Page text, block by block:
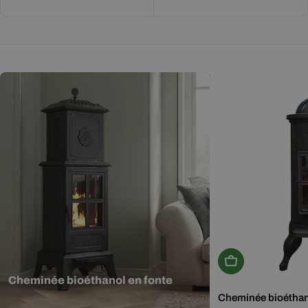
Cheminée bioéthanol en fonte
Ajouter Au
Cheminée